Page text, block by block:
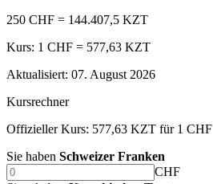
250 CHF = 144.407,5 KZT
Kurs: 1 CHF = 577,63 KZT
Aktualisiert: 07. August 2026
Kursrechner
Offizieller Kurs: 577,63 KZT für 1 CHF
Sie haben Schweizer Franken
CHF